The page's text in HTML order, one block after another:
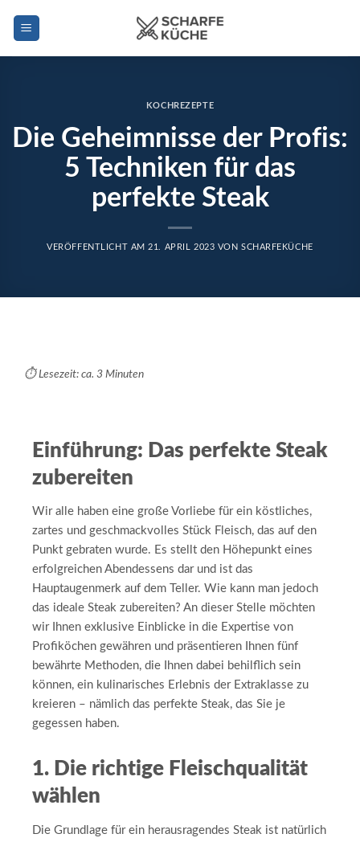
Inhalt
KOCHREZEPTE
Die Geheimnisse der Profis:
5 Techniken für das
perfekte Steak
VERÖFFENTLICHT AM 21. APRIL 2023 VON SCHARFEKÜCHE
⏱️ Lesezeit: ca. 3 Minuten
Einführung: Das perfekte Steak
zubereiten
Wir alle haben eine große Vorliebe für ein köstliches,
zartes und geschmackvolles Stück Fleisch, das auf den
Punkt gebraten wurde. Es stellt den Höhepunkt eines
erfolgreichen Abendessens dar und ist das
Hauptaugenmerk auf dem Teller. Wie kann man jedoch
das ideale Steak zubereiten? An dieser Stelle möchten
wir Ihnen exklusive Einblicke in die Expertise von
Profiköchen gewähren und präsentieren Ihnen fünf
bewährte Methoden, die Ihnen dabei behilflich sein
können, ein kulinarisches Erlebnis der Extraklasse zu
kreieren – nämlich das perfekte Steak, das Sie je
gegessen haben.
1. Die richtige Fleischqualität
wählen
Die Grundlage für ein herausragendes Steak ist natürlich